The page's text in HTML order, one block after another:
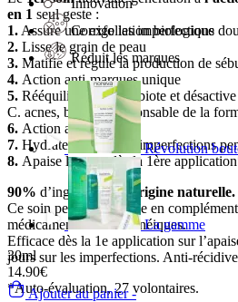
en 1 seul geste :
1. Assure une exfoliation biologique
2. Lisse le grain de peau
3. Matifie et régule la production de
4. Action anti-marques unique
5. Rééquilibre le microbiote et
C. acnes, bactérie responsable de la
6. Action anti-récidive
7. Hydrate les peaux à imperfections
8. Apaise la peau dès la 1ère
90% d’ingrédientsd’origine naturelle.
Ce soin peut être utilisée en
médicamenteux anti-acnéiques.
Efficace dès la 1e application sur
jours sur les imperfections. Anti-
*Auto-évaluation, 27 volontaires.
Corrige les imperfections
Réduit les marques
Révolution
La gamme
30ml
14.90€
Ajouter au panier -